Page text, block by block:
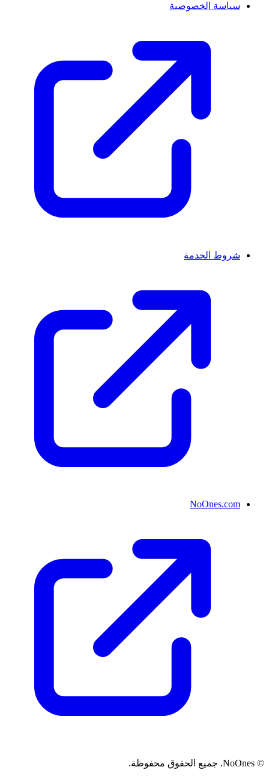
سياسة الخصوصية
شروط الخدمة
NoOnes.com
© NoOnes. جميع الحقوق محفوظة.